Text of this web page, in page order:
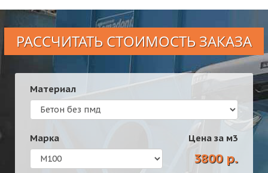
РАССЧИТАТЬ СТОИМОСТЬ ЗАКАЗА
Материал
Марка Цена за м3
3800 р.